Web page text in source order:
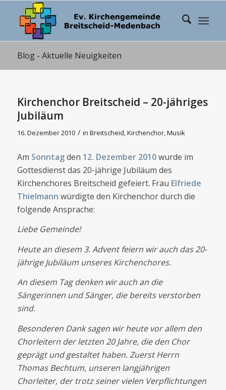
Blog - Aktuelle Neuigkeiten
Kirchenchor Breitscheid – 20-jähriges
Jubiläum
16. Dezember 2010 / in Breitscheid,Kirchenchor,Musik
Am Sonntagden 12. Dezember 2010wurde im
Gottesdienst das 20-jährige Jubiläum des
Kirchenchores Breitscheid gefeiert. Frau Elfriede
Thielmann würdigte den Kirchenchor durch die
folgende Ansprache:
Liebe Gemeinde!
Heute an diesem 3. Advent feiern wir auch das 20-
jährige Jubiläum unseres Kirchenchores.
An diesem Tag denken wir auch an die
Sängerinnen und Sänger, die bereits verstorben
sind.
Besonderen Dank sagen wir heute vor allem den
Chorleitern der letzten 20 Jahre, die den Chor
geprägt und gestaltet haben. Zuerst Herrn
Thomas Bechtum, unseren langjährigen
Chorleiter, der trotz seiner vielen Verpflichtungen